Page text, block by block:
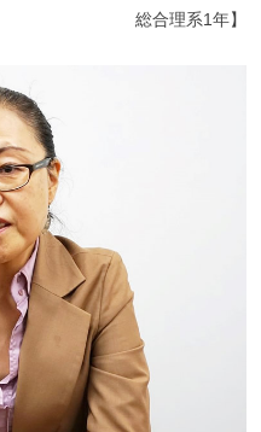
総合理系1年】